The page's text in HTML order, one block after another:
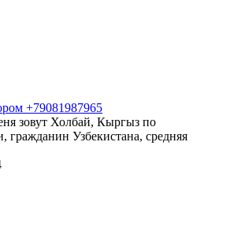
+79081987965
зовут Холбай, Кыргыз по
гражданин Узбекистана, средняя